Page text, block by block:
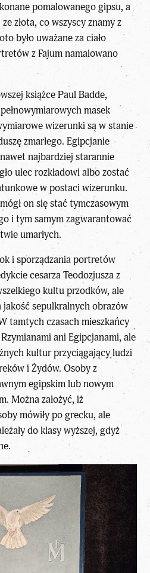
pomalowanego gipsu, a
złota, co wszyscy znamy z
było uważane za ciało
z Fajum namalowano
książce Paul Badde,
masek
wizerunki są w stanie
zmarłego. Egipcjanie
najbardziej starannie
ulec rozkładowi albo zostać
w postaci wizerunku.
on się stać tymczasowym
i tym samym zagwarantować
umarłych.
isporządzania portretów
cesarza Teodozjusza z
kultu przodków, ale
sepulkralnych obrazów
tamtych czasach mieszkańcy
ani Egipcjanami, ale
kultur przyciągający ludzi
i Żydów. Osoby z
egipskim lub nowym
Można założyć, iż
mówiły po grecku, ale
do klasy wyższej, gdyż